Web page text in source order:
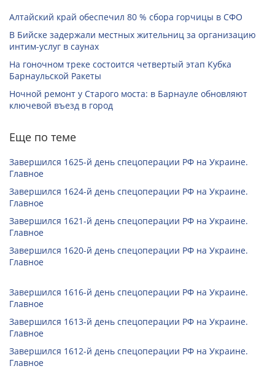
Алтайский край обеспечил 80 % сбора горчицы в СФО
В Бийске задержали местных жительниц за организацию
интим-услуг в саунах
На гоночном треке состоится четвертый этап Кубка
Барнаульской Ракеты
Ночной ремонт у Старого моста: в Барнауле обновляют
ключевой въезд в город
Еще по теме
Завершился 1625-й день спецоперации РФ на Украине.
Главное
Завершился 1624-й день спецоперации РФ на Украине.
Главное
Завершился 1621-й день спецоперации РФ на Украине.
Главное
Завершился 1620-й день спецоперации РФ на Украине.
Главное
Завершился 1616-й день спецоперации РФ на Украине.
Главное
Завершился 1613-й день спецоперации РФ на Украине.
Главное
Завершился 1612-й день спецоперации РФ на Украине.
Главное